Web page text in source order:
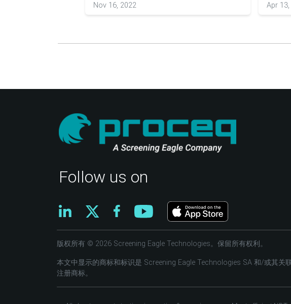
Nov 16, 2022 Apr
Follow us on
版权所有 © 2026 Screening Eagle Technologies。保留所有权利。
本文中显示的商标和标识是 Screening Eagle Technologies SA 和/或其关
注册商标。